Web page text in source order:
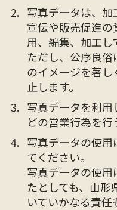
写真データは、
宣伝や販売促進
用、編集、加工し
ただし、公序良
のイメージを著
止します。
写真データを利
どの営業行為を行
写真データの使
てください。
写真データの使
たとしても、山
いていかなる責任